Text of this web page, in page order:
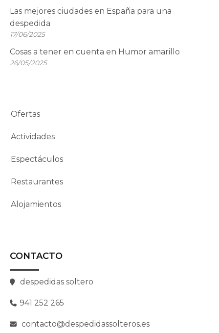
Las mejores ciudades en España para una
despedida
17/06/2025
Cosas a tener en cuenta en Humor amarillo
26/05/2025
Ofertas
Actividades
Espectáculos
Restaurantes
Alojamientos
CONTACTO
despedidas soltero
941 252 265
contacto@despedidassolteros.es